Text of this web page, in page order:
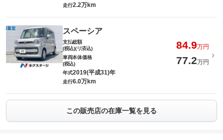
走行2.2万km
スペーシア
支払総額
(税込)(リ済込)
84.9万円
車両本体価格
(税込)
77.2万円
年式2019(平成31)年
走行6.0万km
この販売店の在庫一覧を見る